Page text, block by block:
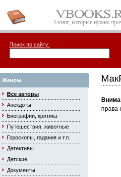
5 книг, которые нужно
Поиск по сайту:
Жанры
Все авторы
Анекдоты
Биографии, критика
Путешествия, животные
Гороскопы, гадания и т.п.
Детективы
Детские
Документы
права